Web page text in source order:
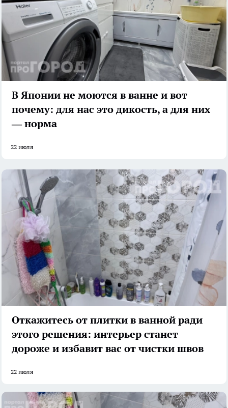
В Японии не моются в ванне и вот
почему: для нас это дикость, а для них
— норма
22 июля
Откажитесь от плитки в ванной ради
этого решения: интерьер станет
дороже и избавит вас от чистки швов
22 июля